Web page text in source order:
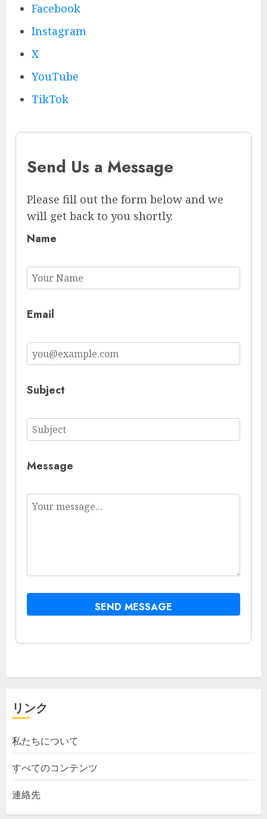
Facebook
Instagram
X
YouTube
TikTok
Send Us a Message
Please fill out the form below and we
will get back to you shortly.
Name
Email
Subject
Message
SEND MESSAGE
リンク
私たちについて
すべてのコンテンツ
連絡先